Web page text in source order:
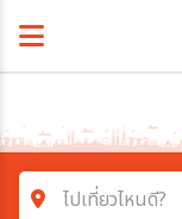
ไปเที่ยวไหนดี?